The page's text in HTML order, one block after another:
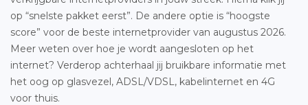
op “snelste pakket eerst”. De andere optie is “hoogste
score” voor de beste internetprovider van augustus 2026.
Meer weten over hoe je wordt aangesloten op het
internet? Verderop achterhaal jij bruikbare informatie met
het oog op glasvezel, ADSL/VDSL, kabelinternet en 4G
voor thuis.